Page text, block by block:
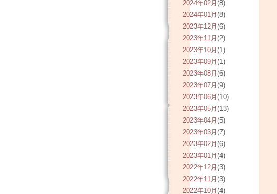
2024年02月 (8)
2024年01月 (8)
2023年12月 (6)
2023年11月 (2)
2023年10月 (1)
2023年09月 (1)
2023年08月 (6)
2023年07月 (9)
2023年06月 (10)
2023年05月 (13)
2023年04月 (5)
2023年03月 (7)
2023年02月 (6)
2023年01月 (4)
2022年12月 (3)
2022年11月 (3)
2022年10月 (4)